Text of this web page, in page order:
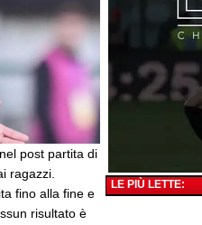
post partita di
ragazzi.
fino alla fine e
risultato è
LE PIÙ LETTE: